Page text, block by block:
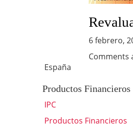
6 febrero,
Comments
España
Productos Financieros
IPC
Productos Financieros